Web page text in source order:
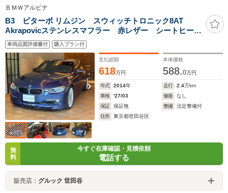
ＢＭＷアルピナ
B3 ビターボ リムジン スウィッチトロニック8AT
Akrapovicステンレスマフラー 赤レザー シートヒータ
ー スポーツ・サスペンション レザーダッシュボー
ド アルピナCLASSIC20インチAW アルピナ・フロン
トリアスポイラー 社外レーダー
車両品質評価書付 購入プラン付
支払総額
618万円
本体価格
588.0万円
年式 2014年 走行 2.4万km
車検
'27/03 修復
なし
保証
保証無 整備
法定整備付
住所
東京都世田谷区
無
料
今すぐ在庫確認・見積依頼
電話する
販売店： グルック 世田谷